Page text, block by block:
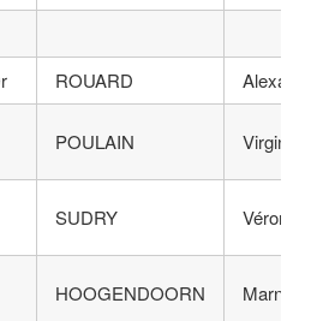
ROUARD
POULAIN Virginie
SUDRY
HOOGENDOORN Marnix